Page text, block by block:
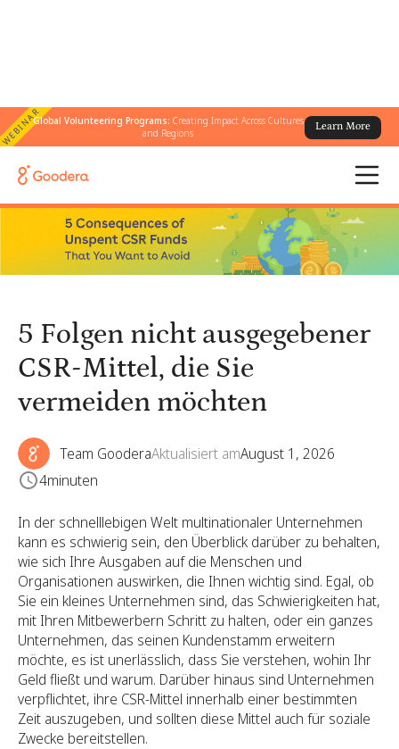
WEBINARGlobal Volunteering Programs: Creating Impact Across Cultures
and Regions
Learn More
← Alle Blogs
möchten
5 Folgen nicht ausgegebener
CSR-Mittel, die Sie
vermeiden möchten
Team GooderaAktualisiert amAugust 1, 2026
4minuten
In der schnelllebigen Welt multinationaler Unternehmen
kann es schwierig sein, den Überblick darüber zu behalten,
wie sich Ihre Ausgaben auf die Menschen und
Organisationen auswirken, die Ihnen wichtig sind. Egal, ob
Sie ein kleines Unternehmen sind, das Schwierigkeiten hat,
mit Ihren Mitbewerbern Schritt zu halten, oder ein ganzes
Unternehmen, das seinen Kundenstamm erweitern
möchte, es ist unerlässlich, dass Sie verstehen, wohin Ihr
Geld fließt und warum. Darüber hinaus sind Unternehmen
verpflichtet, ihre CSR-Mittel innerhalb einer bestimmten
Zeit auszugeben, und sollten diese Mittel auch für soziale
Zwecke bereitstellen.